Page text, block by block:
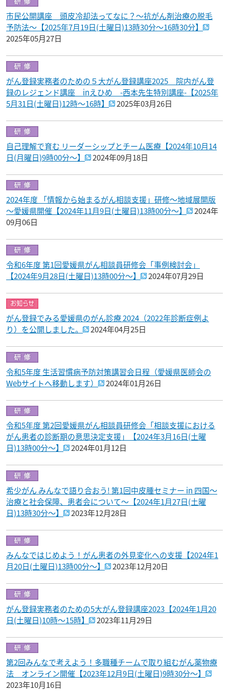
市民公開講座 頭皮冷却法ってなに？～抗がん剤治療の脱毛
予防法～【2025年7月19日(土曜日)13時30分～16時30分】
2025年05月27日
がん登録実務者のための５大がん登録講座2025 院内がん登
録のレジェンド講座 inえひめ -西本先生特別講座-【2025年
5月31日(土曜日)12時～16時】
2025年03月26日
自己理解で育む リーダーシップとチーム医療【2024年10月14
日(月曜日)9時00分～】
2024年09月18日
2024年度 「情報から始まるがん相談支援」研修～地域展開版
～愛媛県開催【2024年11月9日(土曜日)13時00分～】
2024年
09月06日
令和6年度 第1回愛媛県がん相談員研修会「事例検討会」
【2024年9月28日(土曜日)13時00分～】
2024年07月29日
がん登録でみる愛媛県のがん診療 2024（2022年診断症例よ
り）を公開しました。
2024年04月25日
令和5年度 生活習慣病予防対策講習会日程（愛媛県医師会の
Webサイトへ移動します）
2024年01月26日
令和5年度 第2回愛媛県がん相談員研修会「相談支援における
がん患者の診断期の意思決定支援」【2024年3月16日(土曜
日)13時00分～】
2024年01月12日
希少がん みんなで語り合おう! 第1回中皮腫セミナー in 四国～
治療と社会保障、患者会について～【2024年1月27日(土曜
日)13時30分～】
2023年12月28日
みんなではじめよう！がん患者の外見変化への支援【2024年1
月20日(土曜日)13時00分～】
2023年12月20日
がん登録実務者のための5大がん登録講座2023【2024年1月20
日(土曜日)10時～15時】
2023年11月29日
第2回みんなで考えよう！多職種チームで取り組むがん薬物療
法 オンライン開催【2023年12月9日(土曜日)9時30分～】
2023年10月16日